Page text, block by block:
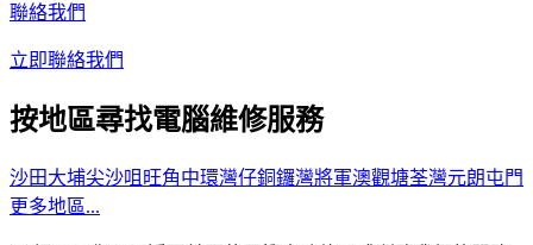
聯絡我們
立即聯絡我們
按地區尋找電腦維修服務
沙田大埔尖沙咀 旺角中環灣仔銅鑼灣將軍澳觀塘荃灣元朗屯門
更多地區...